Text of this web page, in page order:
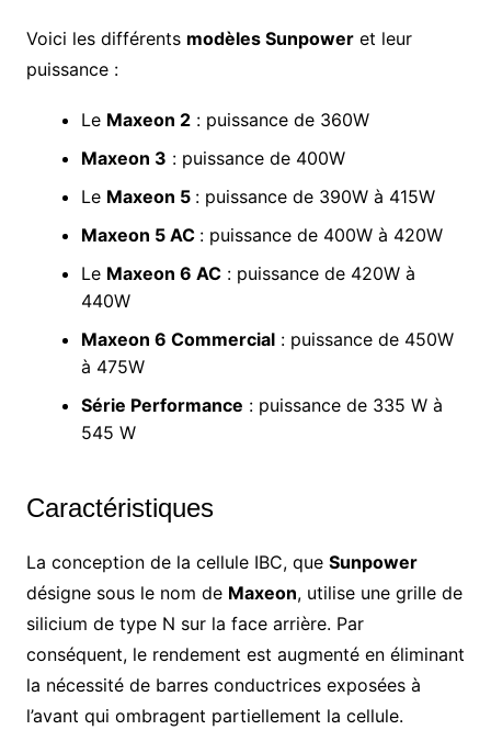
Voici les différents modèles Sunpoweret leur
puissance :
Le Maxeon 2: puissance de 360W
Maxeon 3 : puissance de 400W
Le Maxeon 5 : puissance de 390W à 415W
Maxeon 5 AC : puissance de 400W à 420W
Le Maxeon 6 AC: puissance de 420W à
440W
Maxeon 6 Commercial: puissance de 450W
à 475W
Série Performance : puissance de 335 W à
545 W
Caractéristiques
La conception de la cellule IBC, que Sunpower
désigne sous le nom de Maxeon, utilise une grille de
silicium de type N sur la face arrière. Par
conséquent, le rendement est augmenté en éliminant
la nécessité de barres conductrices exposées à
l’avant qui ombragent partiellement la cellule.